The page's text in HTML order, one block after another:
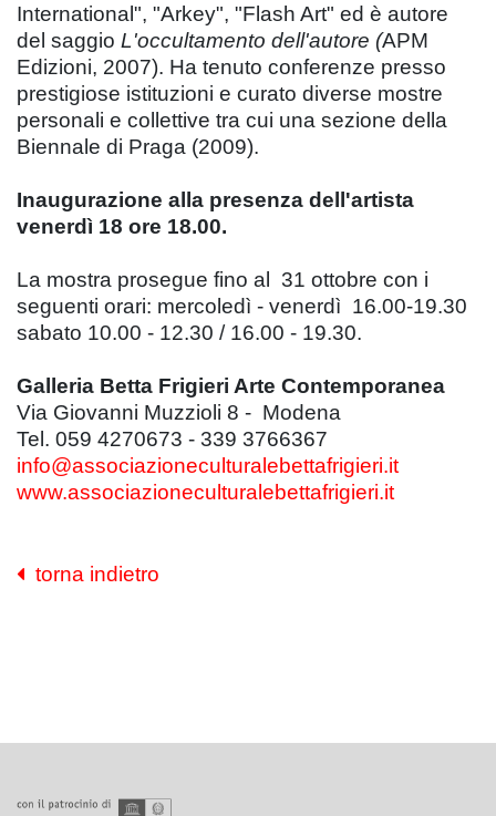
International", "Arkey", "Flash Art" ed è autore
del saggio L'occultamento dell'autore (APM
Edizioni, 2007). Ha tenuto conferenze presso
prestigiose istituzioni e curato diverse mostre
personali e collettive tra cui una sezione della
Biennale di Praga (2009).
Inaugurazione alla presenza dell'artista
venerdì 18 ore 18.00.
La mostra prosegue fino al 31 ottobre con i
seguenti orari: mercoledì - venerdì 16.00-19.30
sabato 10.00 - 12.30 / 16.00 - 19.30.
Galleria Betta Frigieri Arte Contemporanea
Via Giovanni Muzzioli 8 - Modena
Tel. 059 4270673 - 339 3766367
info@associazioneculturalebettafrigieri.it
www.associazioneculturalebettafrigieri.it
torna indietro